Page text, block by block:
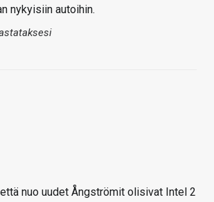
nykyisiin autoihin.
nuo uudet Ångströmit olisivat Intel 2